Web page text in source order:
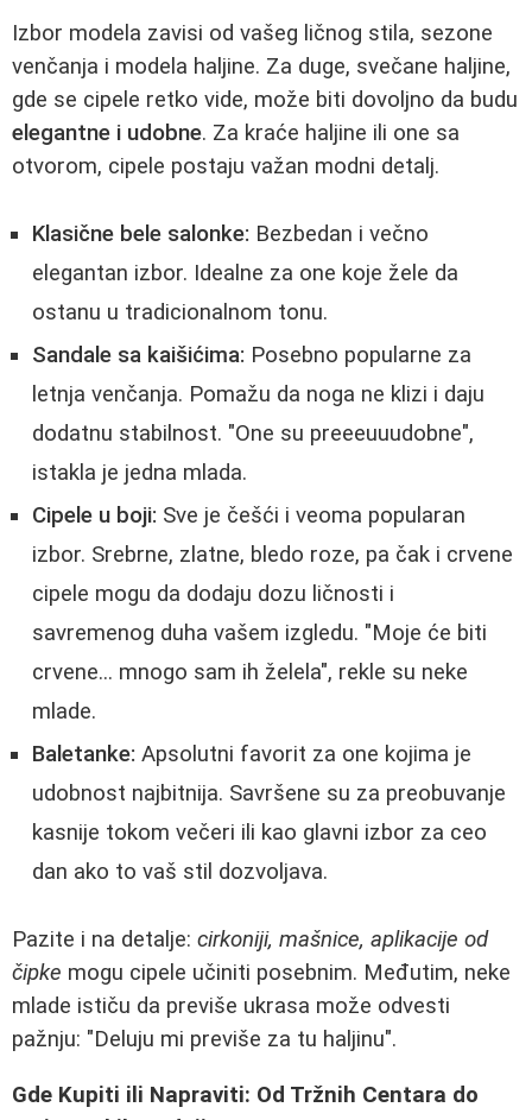
Izbor modela zavisi od vašeg ličnog stila, sezone
venčanja i modela haljine. Za duge, svečane haljine,
gde se cipele retko vide, može biti dovoljno da budu
elegantne i udobne. Za kraće haljine ili one sa
otvorom, cipele postaju važan modni detalj.
Klasične bele salonke: Bezbedan i večno
elegantan izbor. Idealne za one koje žele da
ostanu u tradicionalnom tonu.
Sandale sa kaišićima: Posebno popularne za
letnja venčanja. Pomažu da noga ne klizi i daju
dodatnu stabilnost. "One su preeeuuudobne",
istakla je jedna mlada.
Cipele u boji: Sve je češći i veoma popularan
izbor. Srebrne, zlatne, bledo roze, pa čak i crvene
cipele mogu da dodaju dozu ličnosti i
savremenog duha vašem izgledu. "Moje će biti
crvene... mnogo sam ih želela", rekle su neke
mlade.
Baletanke: Apsolutni favorit za one kojima je
udobnost najbitnija. Savršene su za preobuvanje
kasnije tokom večeri ili kao glavni izbor za ceo
dan ako to vaš stil dozvoljava.
Pazite i na detalje: cirkoniji, mašnice, aplikacije od
čipke mogu cipele učiniti posebnim. Međutim, neke
mlade ističu da previše ukrasa može odvesti
pažnju: "Deluju mi previše za tu haljinu".
Gde Kupiti ili Napraviti: Od Tržnih Centara do